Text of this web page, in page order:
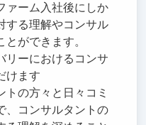
ァーム入社後にしか
する理解やコンサル
ができます。
リーにおけるコンサ
けます
トの方々と日々コミ
、コンサルタントの